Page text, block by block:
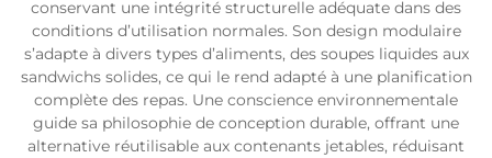
conservant une intégrité structurelle adéquate dans des
conditions d’utilisation normales. Son design modulaire
s’adapte à divers types d’aliments, des soupes liquides aux
sandwichs solides, ce qui le rend adapté à une planification
complète des repas. Une conscience environnementale
guide sa philosophie de conception durable, offrant une
alternative réutilisable aux contenants jetables, réduisant